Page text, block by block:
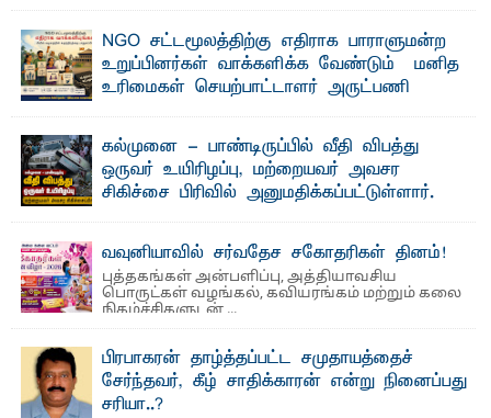
பேராசிரியர் எம். எம். பாஸில்
தெ ன்கிழக்குப் பல்கலைக்கழகத்தின் கலை மற்றும் கலாசார
பீடத்தின் புவியியல் துறையினால் ...
NGO சட்டமூலத்திற்கு எதிராக பாராளுமன்ற
உறுப்பினர்கள் வாக்களிக்க வேண்டும் – மனித
உரிமைகள் செயற்பாட்டாளர் அருட்பணி
ஜே. எப். காமிலா பேகம்- இ லங்கை அரசாங்கம் அரசுசாரா
அமைப்புகள் (NGO) தொடர்பான புதிய சட்டமூலத்தை ...
கல்முனை - பாண்டிருப்பில் வீதி விபத்து
ஒருவர் உயிரிழப்பு, மற்றையவர் அவசர
சிகிச்சை பிரிவில் அனுமதிக்கப்பட்டுள்ளார்.
பாண்டிருப்பு ...வவுனியாவில் சர்வதேச சகோதரிகள் தினம்!
புத்தகங்கள் அன்பளிப்பு, அத்தியாவசிய
பொருட்கள் வழங்கல், கவியரங்கம் மற்றும் கலை
நிகழ்ச்சிகளுடன் ...
பிரபாகரன் தாழ்த்தப்பட்ட சமுதாயத்தைச்
சேர்ந்தவர், கீழ் சாதிக்காரன் என்று நினைப்பது
சரியா..?